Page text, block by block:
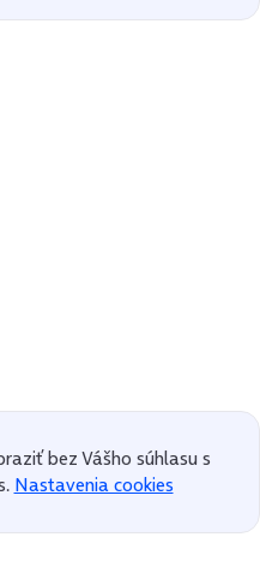
bez Vášho súhlasu s
Nastavenia cookies